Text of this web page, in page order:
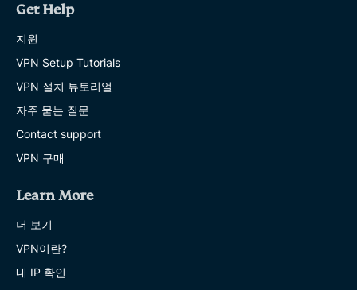
Get Help
지원
VPN Setup Tutorials
VPN 설치 튜토리얼
자주 묻는 질문
Contact support
VPN 구매
Learn More
더 보기
VPN이란?
내 IP 확인